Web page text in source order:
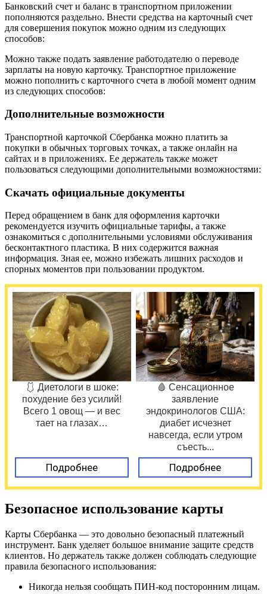
Банковский счет и баланс в транспортном приложении
пополняются раздельно. Внести средства на карточный счет
для совершения покупок можно одним из следующих
способов:
Можно также подать заявление работодателю о переводе
зарплаты на новую карточку. Транспортное приложение
можно пополнить с карточного счета в любой момент одним
из следующих способов:
Дополнительные возможности
Транспортной карточкой Сбербанка можно платить за
покупки в обычных торговых точках, а также онлайн на
сайтах и в приложениях. Ее держатель также может
пользоваться следующими дополнительными возможностями:
Скачать официальные документы
Перед обращением в банк для оформления карточки
рекомендуется изучить официальные тарифы, а также
ознакомиться с дополнительными условиями обслуживания
бесконтактного пластика. В них содержится важная
информация. Зная ее, можно избежать лишних расходов и
спорных моментов при пользовании продуктом.
🩱 Диетологи в шоке:
похудение без усилий!
Всего 1 овощ — и вес
тает на глазах…
Подробнее
🩸 Сенсационное
заявление
эндокринологов США:
диабет исчезнет
навсегда, если утром
съесть...
Подробнее
Безопасное использование карты
Карты Сбербанка — это довольно безопасный платежный
инструмент. Банк уделяет большое внимание защите средств
клиентов. Но держатель также должен соблюдать следующие
правила безопасного использования:
Никогда нельзя сообщать ПИН-код посторонним лицам.